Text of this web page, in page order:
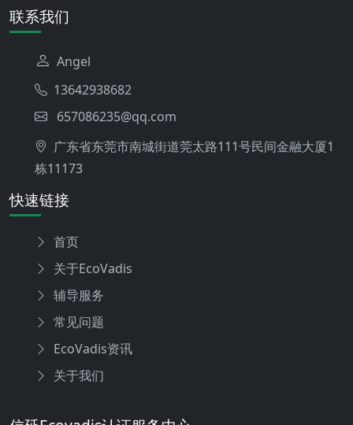
联系我们
Angel
13642938682
657086235@qq.com
广东省东莞市南城街道莞太路111号民间金融大厦1
栋11173
快速链接
首页
关于EcoVadis
辅导服务
常见问题
EcoVadis资讯
关于我们